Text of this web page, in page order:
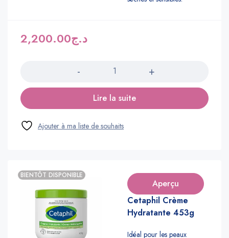
د.ج2,200.00
Lire la suite
BIENTÔT DISPONIBLE
Aperçu
Cetaphil Crème
Hydratante 453g
Idéal pour les peaux